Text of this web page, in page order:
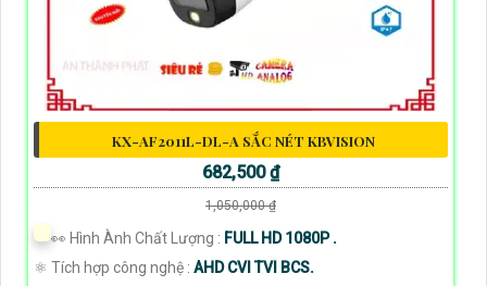
KX-AF2011L-DL-A SẮC NÉT KBVISION
682,500 ₫
1,050,000 ₫
️👀 Hình Ành Chất Lượng : FULL HD 1080P .
⚛️ Tích hợp công nghệ : AHD CVI TVI BCS.